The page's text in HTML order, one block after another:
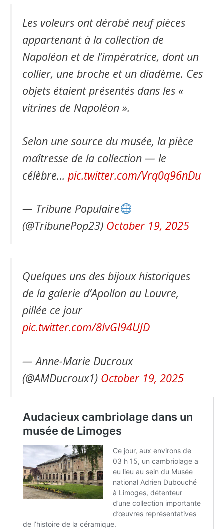
Les voleurs ont dérobé neuf pièces
appartenant à la collection de
Napoléon et de l’impératrice, dont un
collier, une broche et un diadème. Ces
objets étaient présentés dans les «
vitrines de Napoléon ».
Selon une source du musée, la pièce
maîtresse de la collection — le
célèbre… pic.twitter.com/Vrq0q96nDu
— Tribune Populaire
(@TribunePop23) October 19, 2025
Quelques uns des bijoux historiques
de la galerie d’Apollon au Louvre,
pillée ce jour
pic.twitter.com/8IvGI94UJD
— Anne-Marie Ducroux
(@AMDucroux1) October 19, 2025